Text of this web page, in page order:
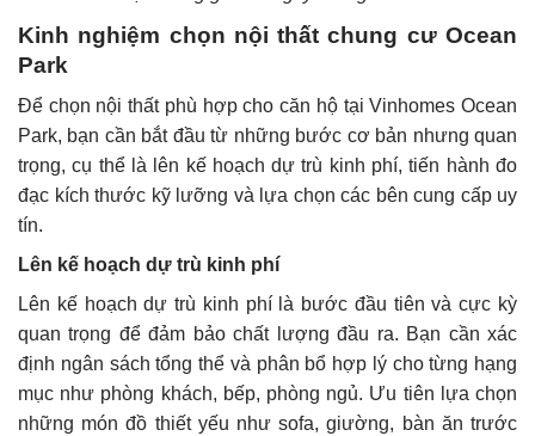
Kinh nghiệm chọn nội thất chung cư Ocean
Park
Để chọn nội thất phù hợp cho căn hộ tại Vinhomes Ocean
Park, bạn cần bắt đầu từ những bước cơ bản nhưng quan
trọng, cụ thể là lên kế hoạch dự trù kinh phí, tiến hành đo
đạc kích thước kỹ lưỡng và lựa chọn các bên cung cấp uy
tín.
Lên kế hoạch dự trù kinh phí
Lên kế hoạch dự trù kinh phí là bước đầu tiên và cực kỳ
quan trọng để đảm bảo chất lượng đầu ra. Bạn cần xác
định ngân sách tổng thể và phân bổ hợp lý cho từng hạng
mục như phòng khách, bếp, phòng ngủ. Ưu tiên lựa chọn
những món đồ thiết yếu như sofa, giường, bàn ăn trước